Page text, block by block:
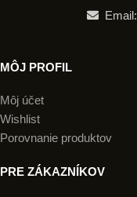
Email:
MÔJ PROFIL
Môj účet
Wishlist
Porovnanie produktov
PRE ZÁKAZNÍKOV